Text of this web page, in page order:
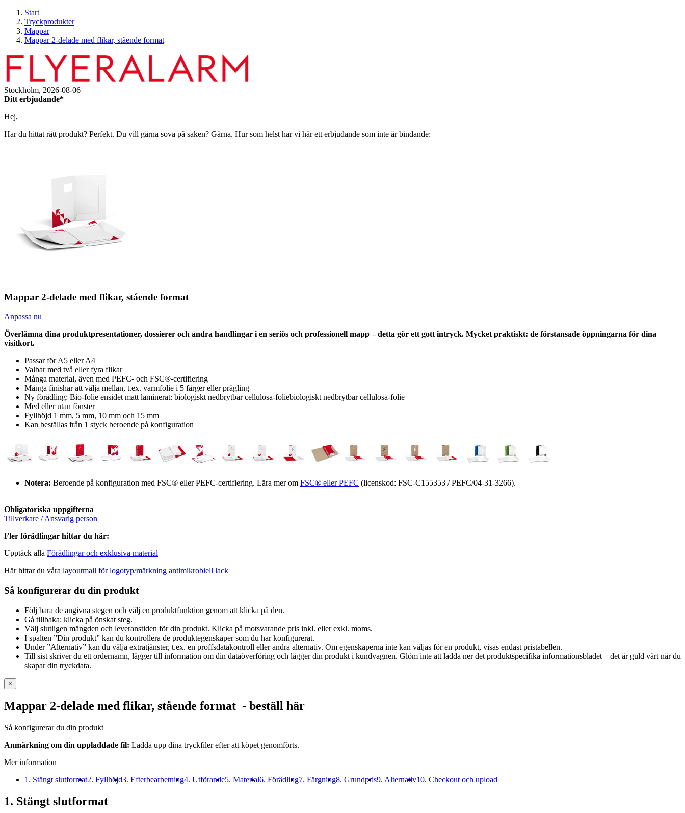
Start
Tryckprodukter
Mappar
Mappar 2-delade med flikar, stående format
Stockholm, 2026-08-06
Ditt erbjudande*
Hej,
Har du hittat rätt produkt? Perfekt. Du vill gärna sova på saken? Gärna. Hur som helst har vi här ett erbjudande som inte är bindande:
Mappar 2-delade med flikar, stående format
Anpassa nu
Överlämna dina produktpresentationer, dossierer och andra handlingar i en seriös och professionell mapp – detta gör ett gott intryck. Mycket praktiskt: de förstansade öppningarna för dina
visitkort.
Passar för A5 eller A4
Valbar med två eller fyra flikar
Många material, även med PEFC- och FSC®-certifiering
Många finishar att välja mellan, t.ex. varmfolie i 5 färger eller prägling
Ny förädling: Bio-folie ensidet matt laminerat: biologiskt nedbrytbar cellulosa-foliebiologiskt nedbrytbar cellulosa-folie
Med eller utan fönster
Fyllhöjd 1 mm, 5 mm, 10 mm och 15 mm
Kan beställas från 1 styck beroende på konfiguration
Notera: Beroende på konfiguration med FSC® eller PEFC-certifiering. Lära mer om FSC® eller PEFC (licenskod: FSC-C155353 / PEFC/04-31-3266).
Obligatoriska uppgifterna
Tillverkare / Ansvarig person
Fler förädlingar hittar du här:
Upptäck alla Förädlingar och exklusiva material
Här hittar du våra layoutmall för logotyp/märkning antimikrobiell lack
Så konfigurerar du din produkt
Följ bara de angivna stegen och välj en produktfunktion genom att klicka på den.
Gå tillbaka: klicka på önskat steg.
Välj slutligen mängden och leveranstiden för din produkt. Klicka på motsvarande pris inkl. eller exkl. moms.
I spalten ”Din produkt” kan du kontrollera de produktegenskaper som du har konfigurerat.
Under ”Alternativ” kan du välja extratjänster, t.ex. en proffsdatakontroll eller andra alternativ. Om egenskaperna inte kan väljas för en produkt, visas endast pristabellen.
Till sist skriver du ett ordernamn, lägger till information om din dataöverföring och lägger din produkt i kundvagnen. Glöm inte att ladda ner det produktspecifika informationsbladet – det är guld värt när du
skapar din tryckdata.
×
Mappar 2-delade med flikar, stående format - beställ här
Så konfigurerar du din produkt
Anmärkning om din uppladdade fil: Ladda upp dina tryckfiler efter att köpet genomförts.
Mer information
1. Stängt slutformat2. Fyllhöjd3. Efterbearbetning4. Utförande5. Material6. Förädling7. Färgning8. Grundpris9. Alternativ10. Checkout och upload
1. Stängt slutformat